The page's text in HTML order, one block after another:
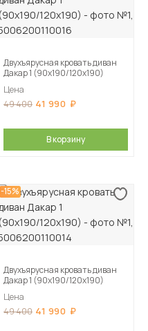
Двухъярусная кровать диван
Дакар 1 (90х190/120х190)
Цена
49 400 41 990
В корзину
-15%
Двухъярусная кровать диван
Дакар 1 (90х190/120х190)
Цена
49 400 41 990